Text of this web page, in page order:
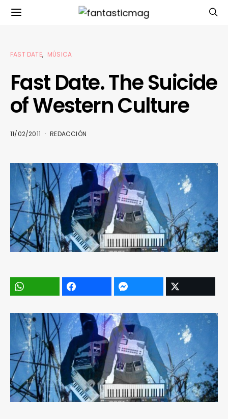
FAST DATE MÚSICA
Fast Date. The Suicide
of Western Culture
11/02/2011 REDACCIÓN